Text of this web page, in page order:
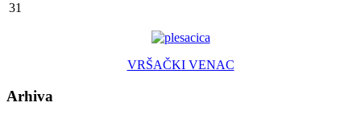
31
VRŠAČKI VENAC
Arhiva